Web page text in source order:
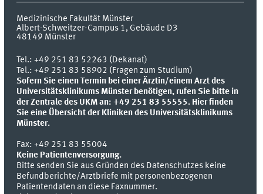
Medizinische Fakultät Münster
Albert-Schweitzer-Campus 1, Gebäude D3
48149 Münster
Tel.:+49 251 83 52263 (Dekanat)
Tel.: +49 251 83 58902 (Fragen zum Studium)
Sofern Sie einen Termin bei einer Ärztin/einem Arzt des
Universitätsklinikums Münster benötigen, rufen Sie bitte in
der Zentrale des UKM an: +49 251 83 55555. Hier finden
Sie eine Übersicht der Kliniken des Universitätsklinikums
Münster.
Fax:+49 251 83 55004
Keine Patientenversorgung.
Bitte senden Sie aus Gründen des Datenschutzes keine
Befundberichte/Arztbriefe mit personenbezogenen
Patientendaten an diese Faxnummer.